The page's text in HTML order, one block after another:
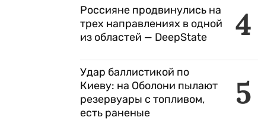
4
Россияне продвинулись на
трех направлениях в одной
из областей — DeepState
5
Удар баллистикой по
Киеву: на Оболони пылают
резервуары с топливом,
есть раненые